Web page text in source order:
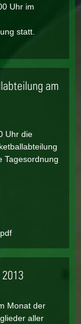
Uhr im
statt.
am
Uhr die
Tagesordnung
Monat der
aller